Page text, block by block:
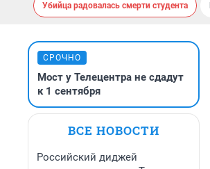
Убийца радовалась смерти студента
СРОЧНО
Мост у Телецентра не сдадут
к 1 сентября
ВСЕ НОВОСТИ
Российский диджей